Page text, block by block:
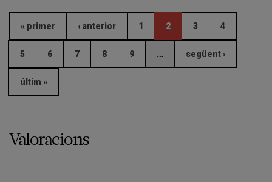
« primer ‹ anterior 1 2 3 4
5 6 7 8 9 … següent ›
últim »
Valoracions